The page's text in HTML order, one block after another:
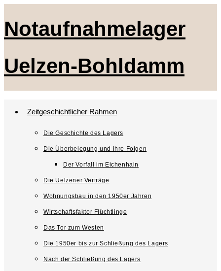
Inhalt
Notaufnahmelager
Uelzen-Bohldamm
Zeitgeschichtlicher Rahmen
Die Geschichte des Lagers
Die Überbelegung und ihre Folgen
Der Vorfall im Eichenhain
Die Uelzener Verträge
Wohnungsbau in den 1950er Jahren
Wirtschaftsfaktor Flüchtlinge
Das Tor zum Westen
Die 1950er bis zur Schließung des Lagers
Nach der Schließung des Lagers